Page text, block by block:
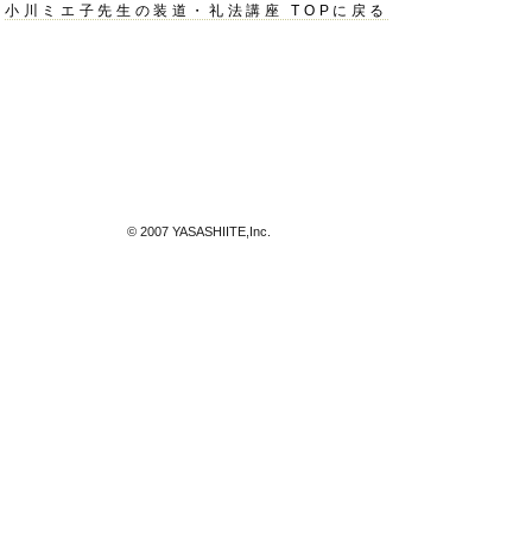
小川ミエ子先生の装道・礼法講座 TOPに戻る
© 2007 YASASHIITE,Inc.